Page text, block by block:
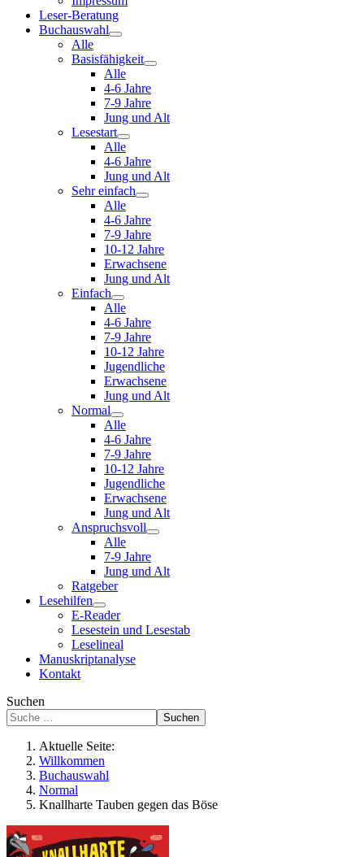
Leser-Beratung
Buchauswahl
Alle
Basisfähigkeit
Alle
4-6 Jahre
7-9 Jahre
Jung und Alt
Lesestart
Alle
4-6 Jahre
Jung und Alt
Sehr einfach
Alle
4-6 Jahre
7-9 Jahre
10-12 Jahre
Erwachsene
Jung und Alt
Einfach
Alle
4-6 Jahre
7-9 Jahre
10-12 Jahre
Jugendliche
Erwachsene
Jung und Alt
Normal
Alle
4-6 Jahre
7-9 Jahre
10-12 Jahre
Jugendliche
Erwachsene
Jung und Alt
Anspruchsvoll
Alle
7-9 Jahre
Jung und Alt
Ratgeber
Lesehilfen
E-Reader
Lesestein und Lesestab
Leselineal
Manuskriptanalyse
Kontakt
Suchen
Suchen
Aktuelle Seite:
Willkommen
Buchauswahl
Normal
Knallharte Tauben gegen das Böse